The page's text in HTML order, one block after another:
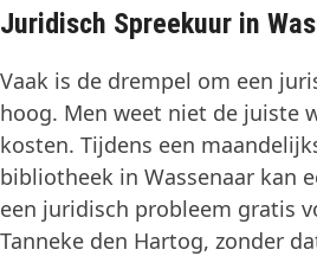
Juridisch Spreekuur in
Vaak is de drempel om een
hoog. Men weet niet de juiste
kosten. Tijdens een
bibliotheek in Wassenaar kan
een juridisch probleem gratis
Tanneke den Hartog, zonder